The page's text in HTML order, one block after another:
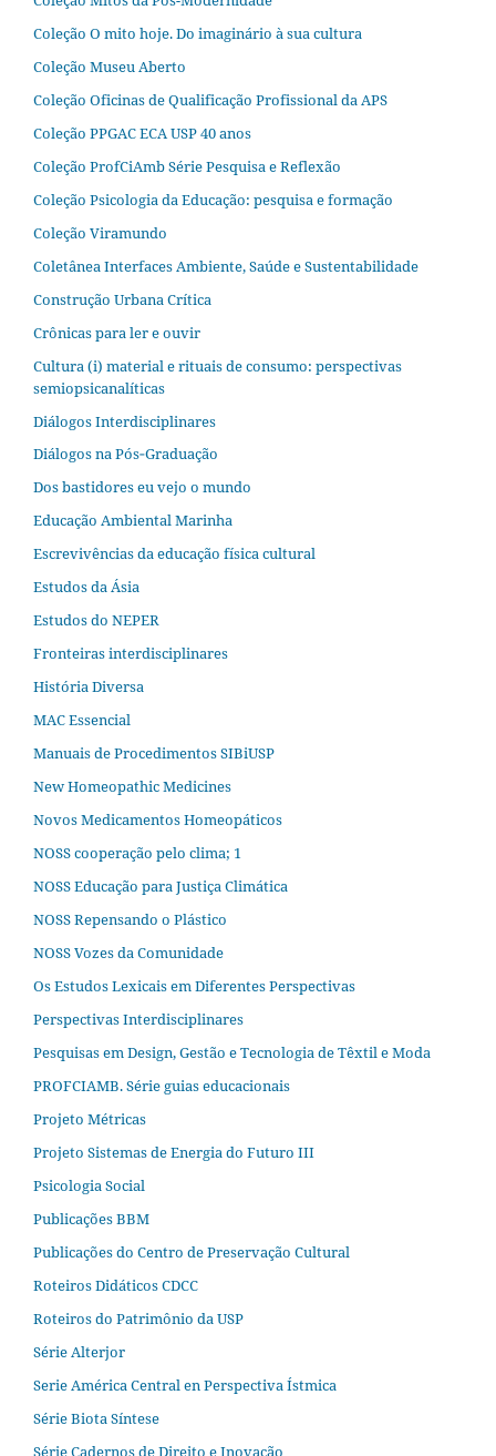
Coleção O mito hoje. Do imaginário à sua cultura
Coleção Museu Aberto
Coleção Oficinas de Qualificação Profissional da APS
Coleção PPGAC ECA USP 40 anos
Coleção ProfCiAmb Série Pesquisa e Reflexão
Coleção Psicologia da Educação: pesquisa e formação
Coleção Viramundo
Coletânea Interfaces Ambiente, Saúde e Sustentabilidade
Construção Urbana Crítica
Crônicas para ler e ouvir
Cultura (i) material e rituais de consumo: perspectivas
semiopsicanalíticas
Diálogos Interdisciplinares
Diálogos na Pós‐Graduação
Dos bastidores eu vejo o mundo
Educação Ambiental Marinha
Escrevivências da educação física cultural
Estudos da Ásia​
Estudos do NEPER
Fronteiras interdisciplinares
História Diversa
MAC Essencial
Manuais de Procedimentos SIBiUSP
New Homeopathic Medicines
Novos Medicamentos Homeopáticos
NOSS cooperação pelo clima; 1
NOSS Educação para Justiça Climática
NOSS Repensando o Plástico
NOSS Vozes da Comunidade
Os Estudos Lexicais em Diferentes Perspectivas
Perspectivas Interdisciplinares
Pesquisas em Design, Gestão e Tecnologia de Têxtil e Moda
PROFCIAMB. Série guias educacionais
Projeto Métricas
Projeto Sistemas de Energia do Futuro III
Psicologia Social
Publicações BBM
Publicações do Centro de Preservação Cultural
Roteiros Didáticos CDCC
Roteiros do Patrimônio da USP
Série Alterjor
Serie América Central en Perspectiva Ístmica
Série Biota Síntese
Série Cadernos de Direito e Inovação